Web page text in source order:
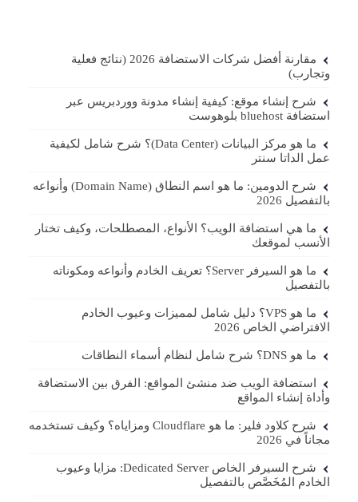
مقارنة أفضل شركات الاستضافة 2026 (نتائج فعلية
وتجارب)
شرح إنشاء موقع: كيفية إنشاء مدونة ووردبريس عبر
استضافة bluehost بلوهوست
ما هو مركز البيانات (Data Center)؟ شرح شامل لكيفية
عمل الداتا سنتر
شرح الدومين: ما هو اسم النطاق (Domain Name) وأنواعه
بالتفصيل 2026
ما هي استضافة الويب؟ الأنواع، المصطلحات، وكيف تختار
الأنسب لموقعك
ما هو السيرفر Server؟ تعريف الخادم وأنواعه ومكوناته
بالتفصيل
ما هو VPS؟ دليل شامل لمميزات وعيوب الخادم
الافتراضي الخاص 2026
ما هو DNS؟ شرح شامل لنظام أسماء النطاقات
استضافة الويب ضد منشئ المواقع: الفرق بين الاستضافة
وأداة إنشاء المواقع
شرح كلاود فلير: ما هو Cloudflare ومزاياه؟ وكيف تستخدمه
مجاناً في 2026
شرح السيرفر الخاص Dedicated Server: مزايا وعيوب
الخادم المُخَصَّص بالتفصيل